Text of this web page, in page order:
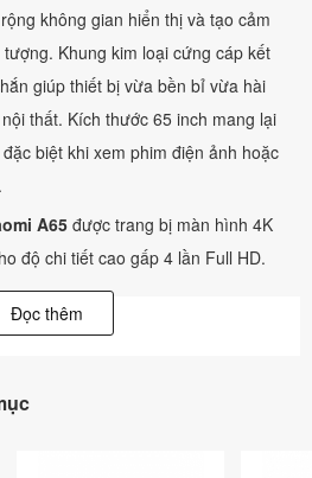
không gian hiển thị và tạo cảm
Khung kim loại cứng cáp kết
giúp thiết bị vừa bền bỉ vừa hài
thất. Kích thước 65 inch mang lại
biệt khi xem phim điện ảnh hoặc
A65 được trang bị màn hình 4K
độ chi tiết cao gấp 4 lần Full HD.
nét, màu sắc sống động và độ
khi xem nội dung chất lượng cao
Filmmaker Mode giúp tái tạo hình
Đọc thêm